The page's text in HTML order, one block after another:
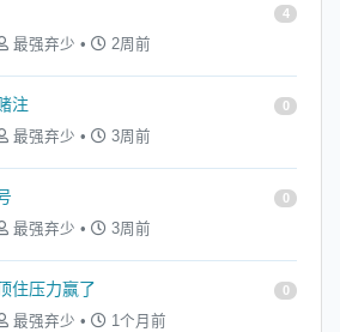
4
最强弃少 • 2周前
注 0
最强弃少 • 3周前
0
最强弃少 • 3周前
住压力赢了 0
最强弃少 • 1个月前